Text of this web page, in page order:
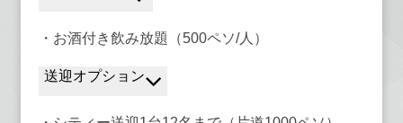
・お酒付き飲み放題（500ペソ/人）
送迎オプション